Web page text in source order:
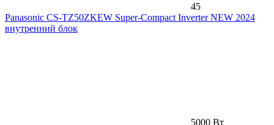
45
Panasonic CS-TZ50ZKEW Super-Compact Inverter NEW 2024
внутренний блок
5000 Вт